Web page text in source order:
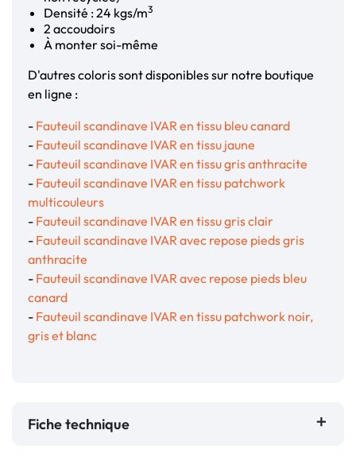
Densité : 24 kgs/m3
2 accoudoirs
À monter soi-même
D'autres coloris sont disponibles sur notre boutique
en ligne :
- Fauteuil scandinave IVAR en tissu bleu canard
- Fauteuil scandinave IVAR en tissu jaune
- Fauteuil scandinave IVAR en tissu gris anthracite
- Fauteuil scandinave IVAR en tissu patchwork
multicouleurs
- Fauteuil scandinave IVAR en tissu gris clair
- Fauteuil scandinave IVAR avec repose pieds gris
anthracite
- Fauteuil scandinave IVAR avec repose pieds bleu
canard
- Fauteuil scandinave IVAR en tissu patchwork noir,
gris et blanc
Fiche technique